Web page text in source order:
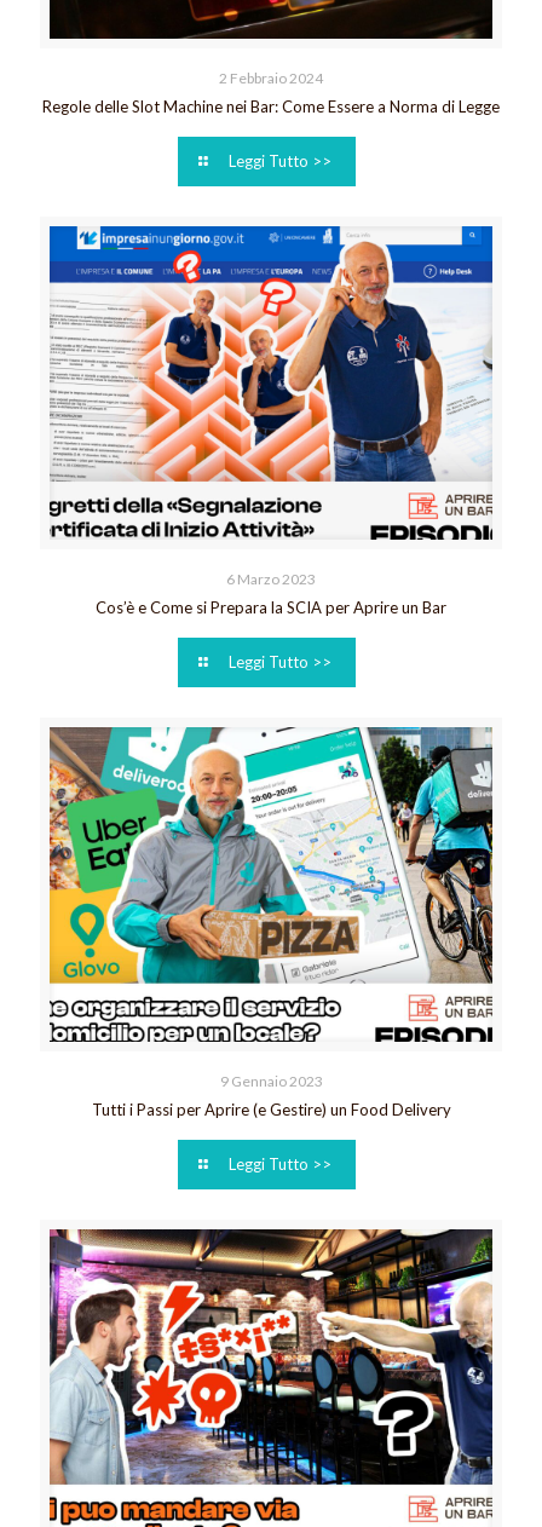
2 Febbraio 2024
Regole delle Slot Machine nei Bar: Come Essere a Norma di Legge
Leggi Tutto >>
6 Marzo 2023
Cos’è e Come si Prepara la SCIA per Aprire un Bar
Leggi Tutto >>
9 Gennaio 2023
Tutti i Passi per Aprire (e Gestire) un Food Delivery
Leggi Tutto >>